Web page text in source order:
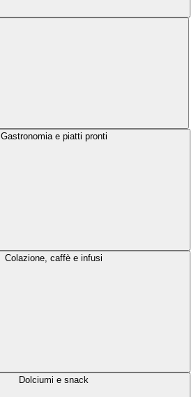
Gastronomia e piatti pronti
Colazione, caffè e infusi
Dolciumi e snack